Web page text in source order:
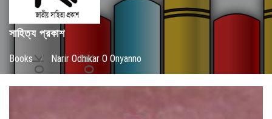
সাহিত্য প্রকাশ
Books / Narir Odhikar O Onyanno